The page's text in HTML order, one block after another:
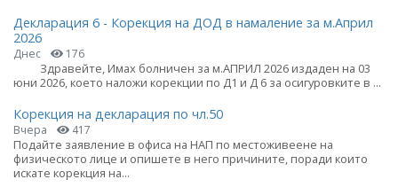
Декларация 6 - Корекция на ДОД в намаление за м.Април
2026
Днес 176
Здравейте, Имах болничен за м.АПРИЛ 2026 издаден на 03
юни 2026, което наложи корекции по Д1 и Д 6 за осигуровките в ...
Корекция на декларация по чл.50
Вчера 417
Подайте заявление в офиса на НАП по местоживеене на
физическото лице и опишете в него причините, поради които
искате корекция на...